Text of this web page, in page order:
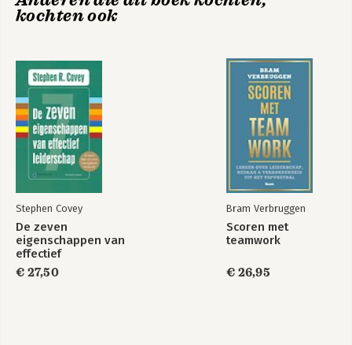
naar de Top' over strategisch
leiderschap voor vrouwen was een van
de 6 genomineerden voor de titel van
Managementboek van het Jaar 2010.
kochten ook
Stephen Covey
De zeven
eigenschappen van
effectief
leiderschap
€ 27,50
Bram Verbruggen
Scoren met
teamwork
€ 26,95